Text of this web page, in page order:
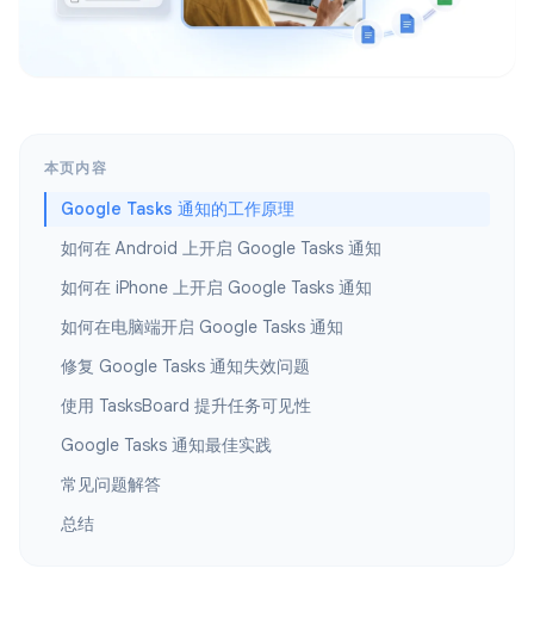
本页内容
Google Tasks 通知的工作原理
如何在 Android 上开启 Google Tasks 通知
如何在 iPhone 上开启 Google Tasks 通知
如何在电脑端开启 Google Tasks 通知
修复 Google Tasks 通知失效问题
使用 TasksBoard 提升任务可见性
Google Tasks 通知最佳实践
常见问题解答
总结